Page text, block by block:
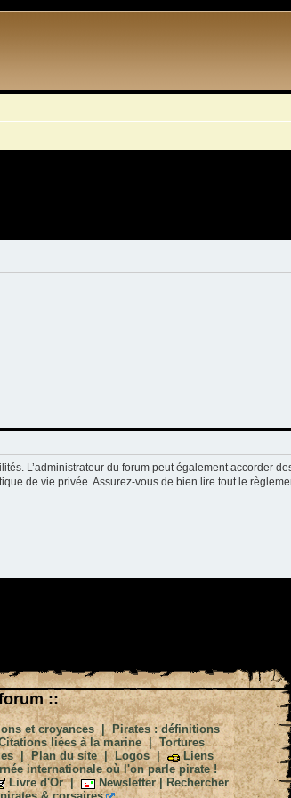
L’administrateur du forum peut également accorder
de vie privée. Assurez-vous de bien lire tout le
::
et croyances|Pirates : définitions
liées à la marine|Tortures
|Plan du site|Logos|
Liens
internationale où l'on parle pirate !
Livre d'Or| Newsletter| Rechercher